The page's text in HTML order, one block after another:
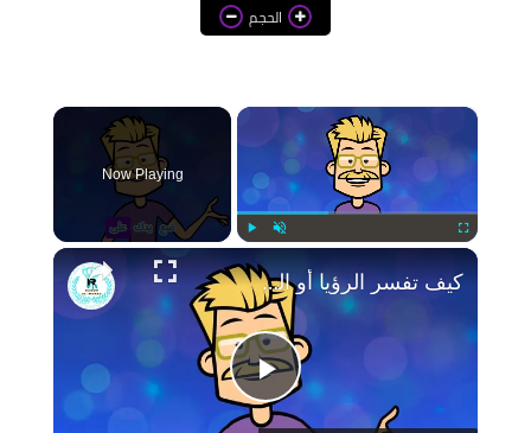
الحجم
×
Fullscreen
Now Playing
Play
كيف تفسر الرؤيا أو الحلم تفسيرًا صحيحًا